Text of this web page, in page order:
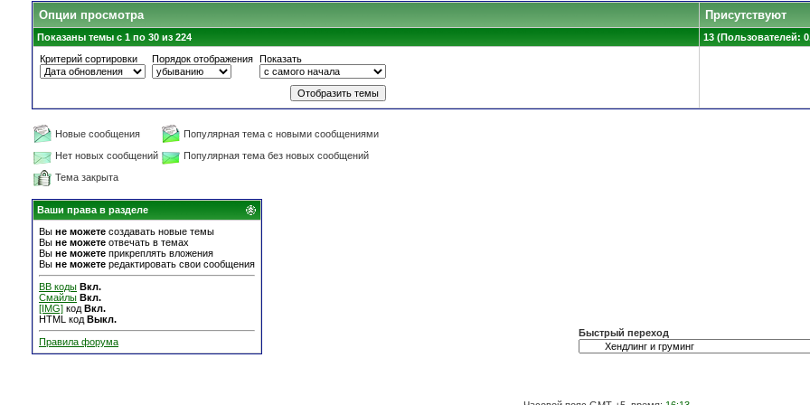
Опции просмотра Присутствуют
Показаны темы с 1 по 30 из 224
13 (Пользователей:
Критерий сортировки
Порядок отображения Показать
Новые сообщения
Популярная тема с новыми сообщениями
Нет новых сообщений
Популярная тема без новых сообщений
Тема закрыта
Ваши права в разделе
Вы не можете создавать новые темы
Вы не можете отвечать в темах
Вы не можете прикреплять вложения
Вы не можете редактировать свои сообщения
BB коды Вкл.
Смайлы Вкл.
[IMG] код Вкл.
HTML код Выкл.
Правила форума
Быстрый переход